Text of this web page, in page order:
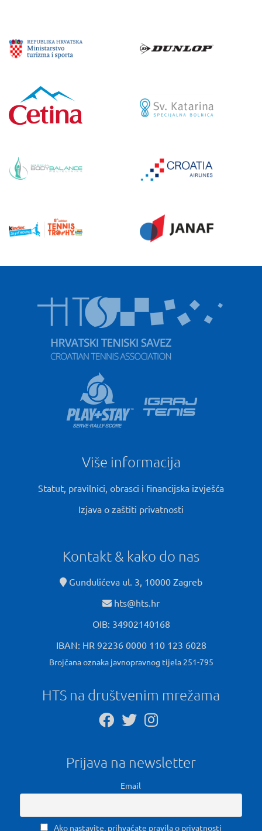
Više informacija
Statut, pravilnici, obrasci i financijska izvješća
Izjava o zaštiti privatnosti
Kontakt & kako do nas
Gundulićeva ul. 3, 10000 Zagreb
hts@hts.hr
OIB: 34902140168
IBAN: HR 92236 0000 110 123 6028
Brojčana oznaka javnopravnog tijela 251-795
HTS na društvenim mrežama
Prijava na newsletter
Email
Ako nastavite, prihvaćate pravila o privatnosti